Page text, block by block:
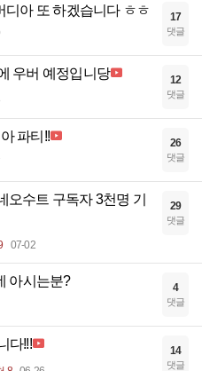
디아 또 하겠습니다 ㅎㅎ 17
댓글
우버 예정입니당 12
댓글
파티!! 26
댓글
오수트 구독자 3천명 기
07-02
29
댓글
아시는분? 4
댓글
다!!! 14
댓글